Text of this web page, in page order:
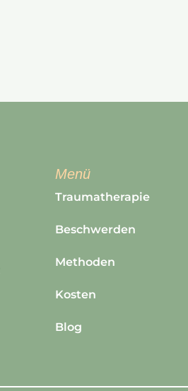
Menü
Traumatherapie
Beschwerden
Methoden
Kosten
Blog